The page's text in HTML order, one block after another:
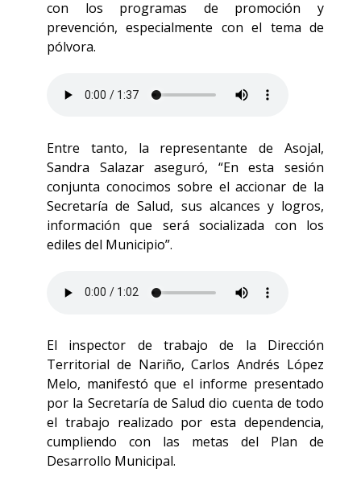
con los programas de promoción y
prevención, especialmente con el tema de
pólvora.
Entre tanto, la representante de Asojal,
Sandra Salazar aseguró, “En esta sesión
conjunta conocimos sobre el accionar de la
Secretaría de Salud, sus alcances y logros,
información que será socializada con los
ediles del Municipio”.
El inspector de trabajo de la Dirección
Territorial de Nariño, Carlos Andrés López
Melo, manifestó que el informe presentado
por la Secretaría de Salud dio cuenta de todo
el trabajo realizado por esta dependencia,
cumpliendo con las metas del Plan de
Desarrollo Municipal.